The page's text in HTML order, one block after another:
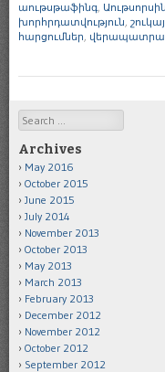
աութսթաֆինգ,
խորհրդատվություն,
հարցումներ,
Search
Archives
May 2016
October 2015
June 2015
July 2014
November 2013
October 2013
May 2013
March 2013
February 2013
December 2012
November 2012
October 2012
September 2012